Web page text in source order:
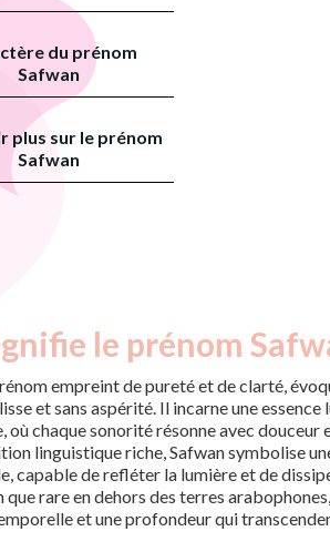
du prénom
Safwan
plus sur le prénom
Safwan
le prénom
empreint de pureté et de clarté,
et sans aspérité. Il incarne une essence
où chaque sonorité résonne avec douceur
linguistique riche, Safwan symbolise
capable de refléter la lumière et de
que rare en dehors des terres
et une profondeur qui